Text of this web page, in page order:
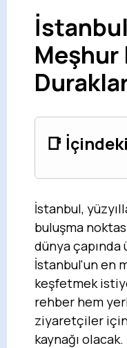
Meşhur
📑
İstanbul,
buluşma
dünya çapında
İstanbul'un en
keşfetmek
rehber hem
ziyaretçiler
kaynağı